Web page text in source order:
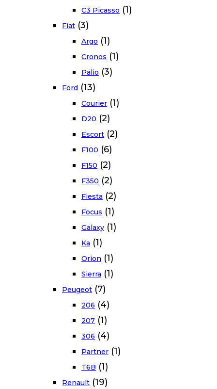
C3 Picasso (1)
Fiat (3)
Argo (1)
Cronos (1)
Palio (3)
Ford (13)
Courier (1)
D20 (2)
Escort (2)
F100 (6)
F150 (2)
F350 (2)
Fiesta (2)
Focus (1)
Galaxy (1)
Ka (1)
Orion (1)
Sierra (1)
Peugeot (7)
206 (4)
207 (1)
306 (4)
Partner (1)
T6B (1)
Renault (19)